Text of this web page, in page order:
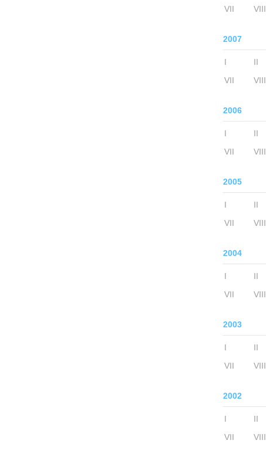
VII
VIII
2007
I II
VII
VIII
2006
I II
VII
VIII
2005
I II
VII
VIII
2004
I II
VII
VIII
2003
I II
VII
VIII
2002
I II
VII
VIII